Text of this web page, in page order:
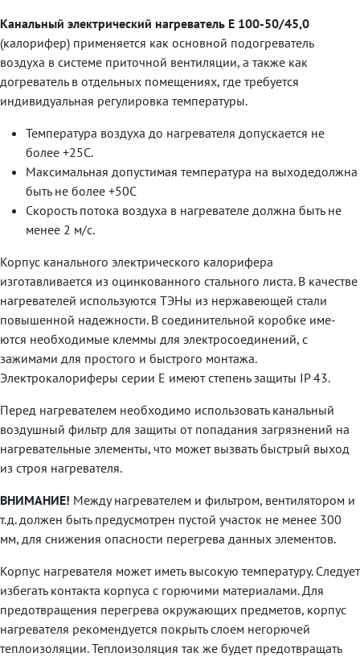
Канальный электрический нагреватель E 100-50/45,0
(калорифер) применяется как основной подогреватель
воздуха в системе приточной вентиляции, а также как
догреватель в отдельных помещениях, где требуется
индивидуальная регулировка температуры.
Температура воздуха до нагревателя допускается не
более +25С.
Максимальная допустимая температура на выходедолжна
быть не более +50С
Скорость потока воздуха в нагревателе должна быть не
менее 2 м/с.
Корпус канального электрического калорифера
изготавливается из оцинкованного стального листа. В качестве
нагревателей используются ТЭНы из нержавеющей стали
повышенной надежности. В соединительной коробке име-
ются необходимые клеммы для электросоединений, с
зажимами для простого и быстрого монтажа.
Электрокалориферы серии E имеют степень защиты IP 43.
Перед нагревателем необходимо использовать канальный
воздушный фильтр для защиты от попадания загрязнений на
нагревательные элементы, что может вызвать быстрый выход
из строя нагревателя.
ВНИМАНИЕ! Между нагревателем и фильтром, вентилятором и
т.д. должен быть предусмотрен пустой участок не менее 300
мм, для снижения опасности перегрева данных элементов.
Корпус нагревателя может иметь высокую температуру. Следует
избегать контакта корпуса с горючими материалами. Для
предотвращения перегрева окружающих предметов, корпус
нагревателя рекомендуется покрыть слоем негорючей
теплоизоляции. Теплоизоляция так же будет предотвращать